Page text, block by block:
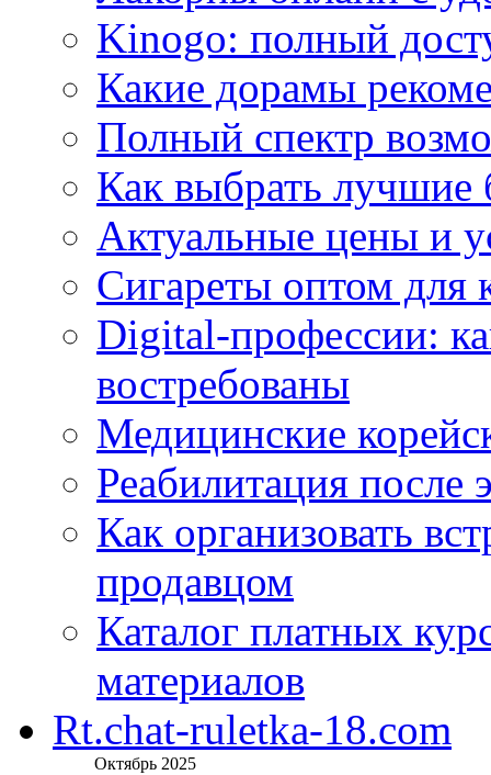
Kinogo: полный
Какие дорамы
Полный спектр
Как выбрать
Актуальные цены и
Сигареты оптом для
Digital-профессии:
востребованы
Медицинские
Реабилитация после
Как организовать
продавцом
Каталог платных
материалов
Rt.chat-ruletka-18.com
Октябрь 2025